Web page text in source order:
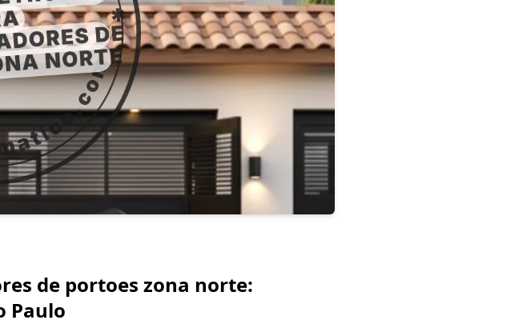
de portoes zona norte:
Paulo